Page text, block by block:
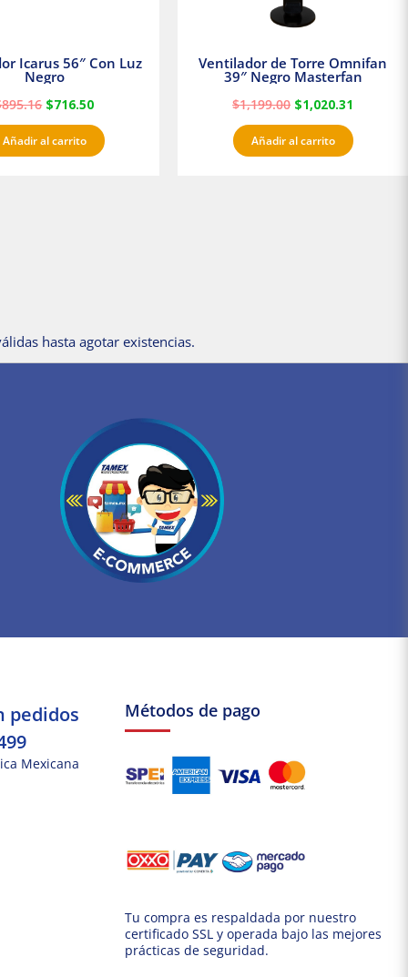
Icarus 56″ Con Luz
Negro
895.16 $716.50
Añadir al carrito
Ventilador de Torre Omnifan
39″ Negro Masterfan
$1,199.00 $1,020.31
Añadir al carrito
hasta agotar existencias.
pedidos
Mexicana
Métodos de pago
Tu compra es respaldada por nuestro
certificado SSL y operada bajo las mejores
prácticas de seguridad.